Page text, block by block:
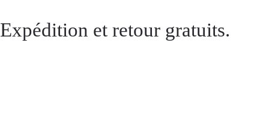
Expédition et retour gratuits.